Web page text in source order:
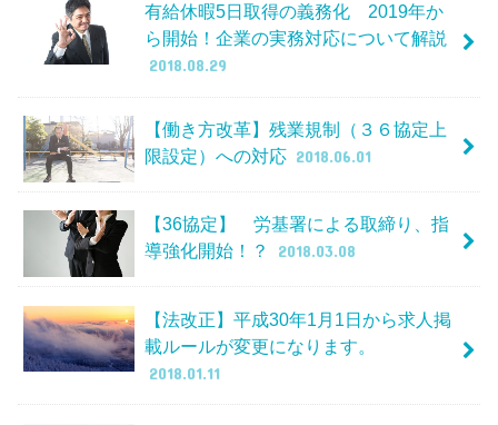
有給休暇5日取得の義務化 2019年か
ら開始！企業の実務対応について解説
2018.08.29
【働き方改革】残業規制（３６協定上
限設定）への対応 2018.06.01
【36協定】 労基署による取締り、指
導強化開始！？
2018.03.08
【法改正】平成30年1月1日から求人掲
載ルールが変更になります。
2018.01.11